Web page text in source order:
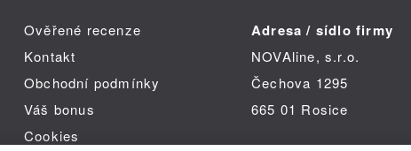
Ověřené recenze
Kontakt
Obchodní podmínky
Váš bonus
Cookies
Adresa / sídlo firmy
NOVAline, s.r.o.
Čechova 1295
665 01 Rosice